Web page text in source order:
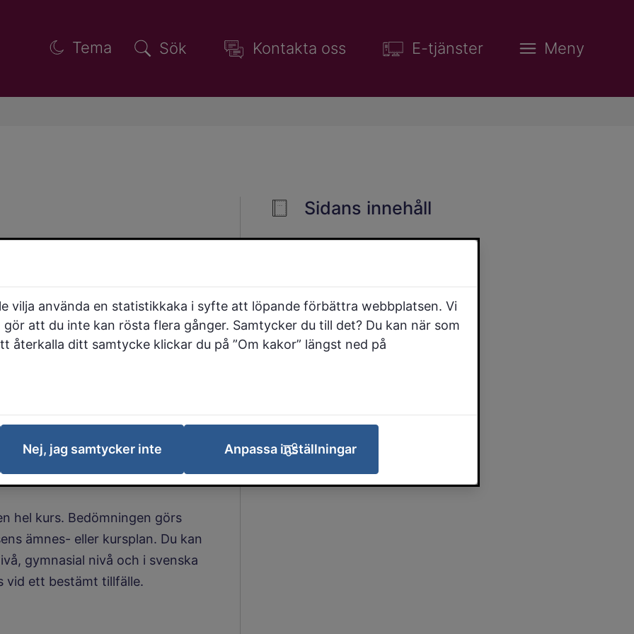
Tema Sök Kontakta oss E-tjänster Meny
i en hel kurs bedöms
kunskapskraven.
baserad på all
den 1 juli det år du fyller 20. Har
eller studiebevis kan du göra
hel kurs. Bedömningen görs
ämnes- eller kursplan. Du kan
gymnasial nivå och i svenska
vid ett bestämt tillfälle.
Sidans innehåll
vilja använda en statistikkaka i syfte att löpande förbättra webbplatsen. Vi
att du inte kan rösta flera gånger. Samtycker du till det? Du kan när som
återkalla ditt samtycke klickar du på ”Om kakor” längst ned på
Nej, jag samtycker inte Anpassa inställningar